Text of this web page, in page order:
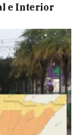
e Interior